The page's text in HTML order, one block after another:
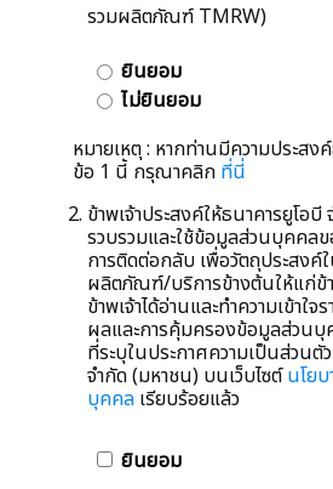
รวมผลิตภัณฑ์ TMRW)
ยินยอม
ไม่ยินยอม
หมายเหตุ : หากท่านมีความประส
ข้อ 1 นี้ กรุณาคลิก ที่นี่
ข้าพเจ้าประสงค์ให้ธนาคารยูโอ
รวบรวมและใช้ข้อมูลส่วนบุคคลข
การติดต่อกลับ เพื่อวัตถุประสงค์
ผลิตภัณฑ์/บริการข้างต้นให้แก่ข้
ข้าพเจ้าได้อ่านและทำความเข้าใจ
ผลและการคุ้มครองข้อมูลส่วนบุ
ที่ระบุในประกาศความเป็นส่วนตั
จำกัด (มหาชน) บนเว็บไซต์นโย
บุคคล เรียบร้อยแล้ว
ยินยอม